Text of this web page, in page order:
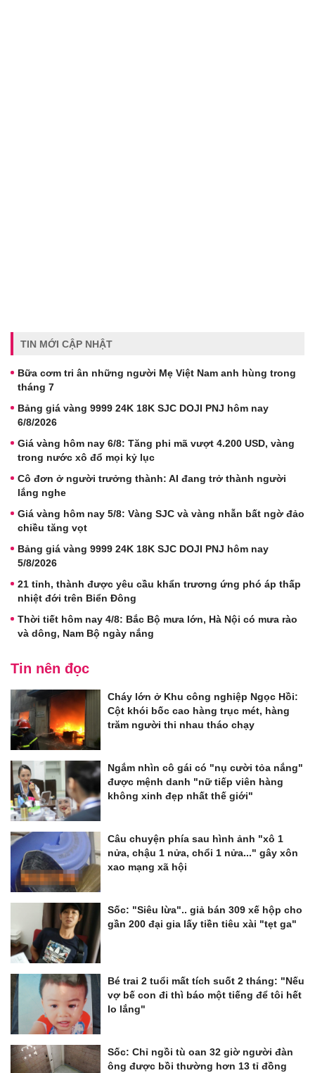
TIN MỚI CẬP NHẬT
Bữa cơm tri ân những người Mẹ Việt Nam anh hùng trong
tháng 7
Bảng giá vàng 9999 24K 18K SJC DOJI PNJ hôm nay
6/8/2026
Giá vàng hôm nay 6/8: Tăng phi mã vượt 4.200 USD, vàng
trong nước xô đổ mọi kỷ lục
Cô đơn ở người trưởng thành: AI đang trở thành người
lắng nghe
Giá vàng hôm nay 5/8: Vàng SJC và vàng nhẫn bất ngờ đảo
chiều tăng vọt
Bảng giá vàng 9999 24K 18K SJC DOJI PNJ hôm nay
5/8/2026
21 tỉnh, thành được yêu cầu khẩn trương ứng phó áp thấp
nhiệt đới trên Biển Đông
Thời tiết hôm nay 4/8: Bắc Bộ mưa lớn, Hà Nội có mưa rào
và dông, Nam Bộ ngày nắng
Tin nên đọc
Cháy lớn ở Khu công nghiệp Ngọc Hồi:
Cột khói bốc cao hàng trục mét, hàng
trăm người thi nhau tháo chạy
Ngắm nhìn cô gái có "nụ cười tỏa nắng"
được mệnh danh "nữ tiếp viên hàng
không xinh đẹp nhất thế giới"
Câu chuyện phía sau hình ảnh "xô 1
nửa, chậu 1 nửa, chổi 1 nửa..." gây xôn
xao mạng xã hội
Sốc: "Siêu lừa".. giả bán 309 xế hộp cho
gần 200 đại gia lấy tiền tiêu xài "tẹt ga"
Bé trai 2 tuổi mất tích suốt 2 tháng: "Nếu
vợ bế con đi thì báo một tiếng để tôi hết
lo lắng"
Sốc: Chỉ ngồi tù oan 32 giờ người đàn
ông được bồi thường hơn 13 tỉ đồng